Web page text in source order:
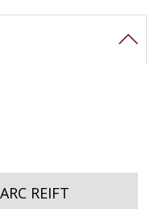
REIFT